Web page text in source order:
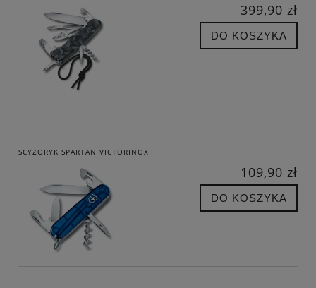
399,90 zł
DO KOSZYKA
SCYZORYK SPARTAN VICTORINOX
109,90 zł
DO KOSZYKA